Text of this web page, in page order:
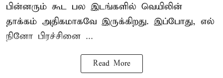
பின்னரும் கூட பல இடங்களில் வெயிலின்
தாக்கம் அதிகமாகவே இருக்கிறது. இப்போது, எல்
நினோ பிரச்சினை ...
Read More